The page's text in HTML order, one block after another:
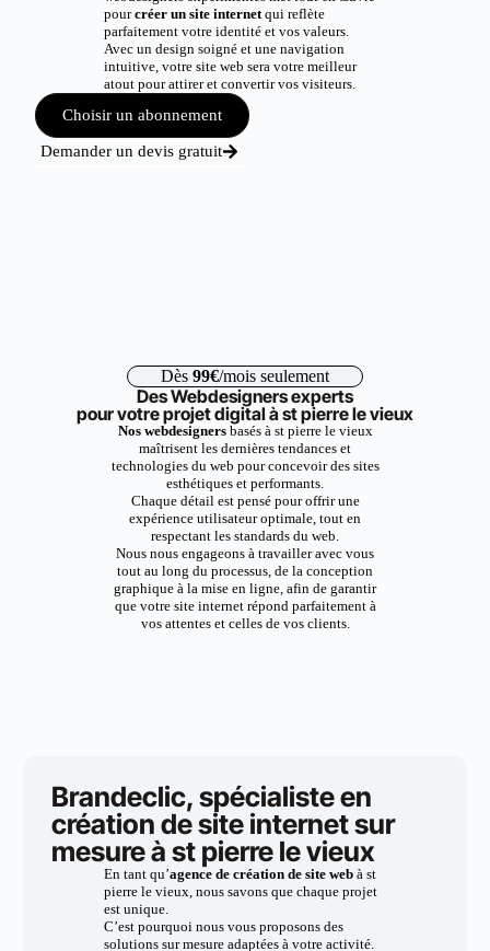
pourcréer un site internetqui reflète
parfaitement votre identité et vos valeurs.
Avec un design soigné et une navigation
intuitive, votre site web sera votre meilleur
atout pour attirer et convertir vos visiteurs.
Choisir un abonnement
Demander un devis gratuit
Dès 99€/mois seulement
Des Webdesigners experts
pour votre projet digital à st pierre le vieux
Nos webdesignersbasés à st pierre le vieux
maîtrisent les dernières tendances et
technologies du web pour concevoir des sites
esthétiques et performants.
Chaque détail est pensé pour offrir une
expérience utilisateur optimale, tout en
respectant les standards du web.
Nous nous engageons à travailler avec vous
tout au long du processus, de la conception
graphique à la mise en ligne, afin de garantir
que votre site internet répond parfaitement à
vos attentes et celles de vos clients.
Brandeclic, spécialiste en
création de site internet sur
mesure à st pierre le vieux
En tant qu’agence de création de site webà st
pierre le vieux, nous savons que chaque projet
est unique.
C’est pourquoi nous vous proposons des
solutions sur mesure adaptées à votre activité.